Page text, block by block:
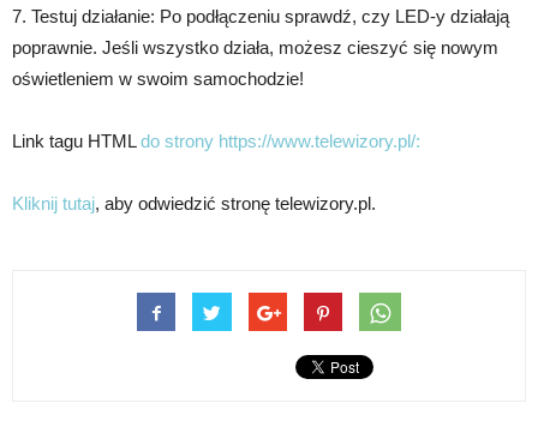
7. Testuj działanie: Po podłączeniu sprawdź, czy LED-y działają
poprawnie. Jeśli wszystko działa, możesz cieszyć się nowym
oświetleniem w swoim samochodzie!
Link tagu HTMLdo strony https://www.telewizory.pl/:
Kliknij tutaj, aby odwiedzić stronę telewizory.pl.